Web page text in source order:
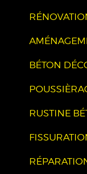
BÉTON
RUSTINE